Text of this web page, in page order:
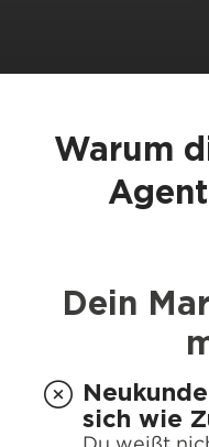
Warum
Dein
sich wie